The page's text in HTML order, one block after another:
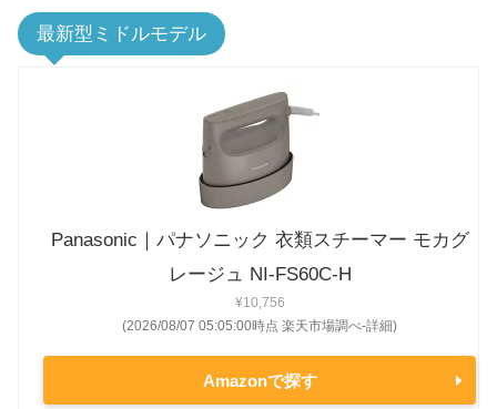
最新型ミドルモデル
Panasonic｜パナソニック 衣類スチーマー モカグ
レージュ NI-FS60C-H
¥10,756
(2026/08/07 05:05:00時点 楽天市場調べ-詳細)
Amazonで探す